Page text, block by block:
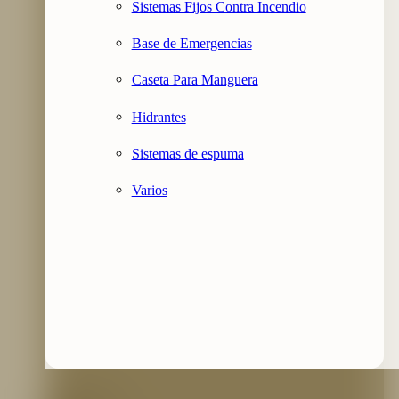
Sistemas Fijos Contra Incendio
Base de Emergencias
Caseta Para Manguera
Hidrantes
Sistemas de espuma
Varios